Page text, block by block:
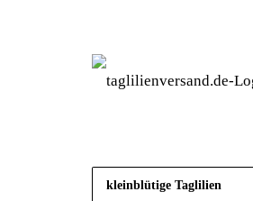
kleinblütige Taglilien